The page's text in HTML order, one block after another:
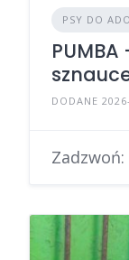
PSY DO
DODANE
Zadzwoń: